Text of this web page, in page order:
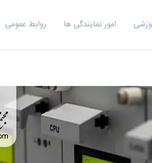
امور نمایندگی ها روابط عمومی